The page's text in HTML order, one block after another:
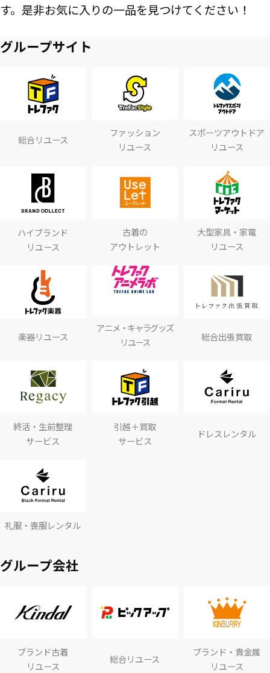
す。是非お気に入りの一品を見つけてください！
グループサイト
総合リユース
ファッション
リユース
スポーツアウトドア
リユース
ハイブランド
リユース
古着の
アウトレット
大型家具・家電
リユース
楽器リユース
アニメ・キャラグッズ
リユース
総合出張買取
終活・生前整理
サービス
引越＋買取
サービス
ドレスレンタル
礼服・喪服レンタル
グループ会社
ブランド古着
リユース
総合リユース
ブランド・貴金属
リユース